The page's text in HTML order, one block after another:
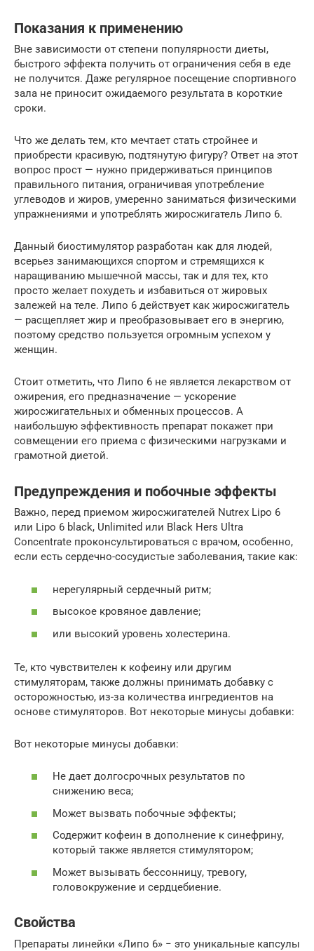
Показания к применению
Вне зависимости от степени популярности диеты,
быстрого эффекта получить от ограничения себя в еде
не получится. Даже регулярное посещение спортивного
зала не приносит ожидаемого результата в короткие
сроки.
Что же делать тем, кто мечтает стать стройнее и
приобрести красивую, подтянутую фигуру? Ответ на этот
вопрос прост — нужно придерживаться принципов
правильного питания, ограничивая употребление
углеводов и жиров, умеренно заниматься физическими
упражнениями и употреблять жиросжигатель Липо 6.
Данный биостимулятор разработан как для людей,
всерьез занимающихся спортом и стремящихся к
наращиванию мышечной массы, так и для тех, кто
просто желает похудеть и избавиться от жировых
залежей на теле. Липо 6 действует как жиросжигатель
— расщепляет жир и преобразовывает его в энергию,
поэтому средство пользуется огромным успехом у
женщин.
Стоит отметить, что Липо 6 не является лекарством от
ожирения, его предназначение — ускорение
жиросжигательных и обменных процессов. А
наибольшую эффективность препарат покажет при
совмещении его приема с физическими нагрузками и
грамотной диетой.
Предупреждения и побочные эффекты
Важно, перед приемом жиросжигателей Nutrex Lipo 6
или Lipo 6 black, Unlimited или Black Hers Ultra
Concentrate проконсультироваться с врачом, особенно,
если есть сердечно-сосудистые заболевания, такие как:
нерегулярный сердечный ритм;
высокое кровяное давление;
или высокий уровень холестерина.
Те, кто чувствителен к кофеину или другим
стимуляторам, также должны принимать добавку с
осторожностью, из-за количества ингредиентов на
основе стимуляторов. Вот некоторые минусы добавки:
Вот некоторые минусы добавки:
Не дает долгосрочных результатов по
снижению веса;
Может вызвать побочные эффекты;
Содержит кофеин в дополнение к синефрину,
который также является стимулятором;
Может вызывать бессонницу, тревогу,
головокружение и сердцебиение.
Свойства
Препараты линейки «Липо 6» − это уникальные капсулы